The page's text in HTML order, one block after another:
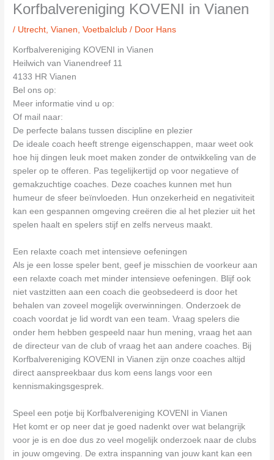
Korfbalvereniging KOVENI in Vianen
/ Utrecht ,Vianen ,Voetbalclub / Door Hans
Korfbalvereniging KOVENI in Vianen
Heilwich van Vianendreef 11
4133 HR Vianen
Bel ons op:
Meer informatie vind u op:
Of mail naar:
De perfecte balans tussen discipline en plezier
De ideale coach heeft strenge eigenschappen, maar weet ook
hoe hij dingen leuk moet maken zonder de ontwikkeling van de
speler op te offeren. Pas tegelijkertijd op voor negatieve of
gemakzuchtige coaches. Deze coaches kunnen met hun
humeur de sfeer beïnvloeden. Hun onzekerheid en negativiteit
kan een gespannen omgeving creëren die al het plezier uit het
spelen haalt en spelers stijf en zelfs nerveus maakt.
Een relaxte coach met intensieve oefeningen
Als je een losse speler bent, geef je misschien de voorkeur aan
een relaxte coach met minder intensieve oefeningen. Blijf ook
niet vastzitten aan een coach die geobsedeerd is door het
behalen van zoveel mogelijk overwinningen. Onderzoek de
coach voordat je lid wordt van een team. Vraag spelers die
onder hem hebben gespeeld naar hun mening, vraag het aan
de directeur van de club of vraag het aan andere coaches. Bij
Korfbalvereniging KOVENI in Vianen zijn onze coaches altijd
direct aanspreekbaar dus kom eens langs voor een
kennismakingsgesprek.
Speel een potje bij Korfbalvereniging KOVENI in Vianen
Het komt er op neer dat je goed nadenkt over wat belangrijk
voor je is en doe dus zo veel mogelijk onderzoek naar de clubs
in jouw omgeving. De extra inspanning van jouw kant kan een